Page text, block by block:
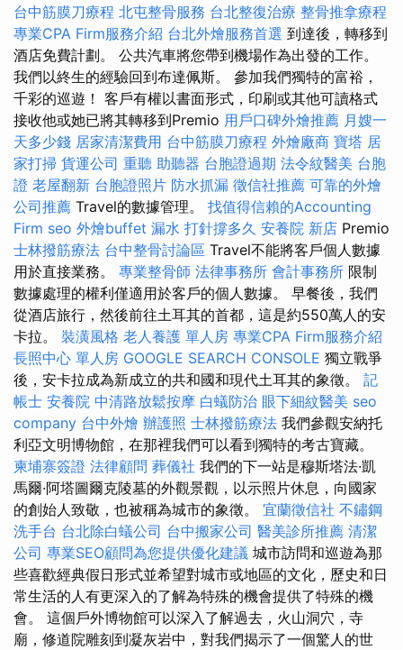
台中筋膜刀療程 北屯整骨服務 台北整復治療 整骨推拿療程
專業CPA Firm服務介紹 台北外燴服務首選 到達後，轉移到
酒店免費計劃。 公共汽車將您帶到機場作為出發的工作。
我們以終生的經驗回到布達佩斯。 參加我們獨特的富裕，
千彩的巡遊！ 客戶有權以書面形式，印刷或其他可讀格式
接收他或她已將其轉移到Premio 用戶口碑外燴推薦 月嫂一
天多少錢 居家清潔費用 台中筋膜刀療程 外燴廠商 寶塔 居
家打掃 貨運公司 重聽 助聽器 台胞證過期 法令紋醫美 台胞
證 老屋翻新 台胞證照片 防水抓漏 徵信社推薦 可靠的外燴
公司推薦 Travel的數據管理。 找值得信賴的Accounting
Firm seo 外燴buffet 漏水 打針撐多久 安養院 新店 Premio
士林撥筋療法 台中整骨討論區 Travel不能將客戶個人數據
用於直接業務。 專業整骨師 法律事務所 會計事務所 限制
數據處理的權利僅適用於客戶的個人數據。 早餐後，我們
從酒店旅行，然後前往土耳其的首都，這是約550萬人的安
卡拉。 裝潢風格 老人養護 單人房 專業CPA Firm服務介紹
長照中心 單人房 GOOGLE SEARCH CONSOLE 獨立戰爭
後，安卡拉成為新成立的共和國和現代土耳其的象徵。 記
帳士 安養院 中清路放鬆按摩 白蟻防治 眼下細紋醫美 seo
company 台中外燴 辦護照 士林撥筋療法 我們參觀安納托
利亞文明博物館，在那裡我們可以看到獨特的考古寶藏。
柬埔寨簽證 法律顧問 葬儀社 我們的下一站是穆斯塔法·凱
馬爾·阿塔圖爾克陵墓的外觀景觀，以示照片休息，向國家
的創始人致敬，也被稱為城市的象徵。 宜蘭徵信社 不鏽鋼
洗手台 台北除白蟻公司 台中搬家公司 醫美診所推薦 清潔
公司 專業SEO顧問為您提供優化建議 城市訪問和巡遊為那
些喜歡經典假日形式並希望對城市或地區的文化，歷史和日
常生活的人有更深入的了解為特殊的機會提供了特殊的機
會。 這個戶外博物館可以深入了解過去，火山洞穴，寺
廟，修道院雕刻到凝灰岩中，對我們揭示了一個驚人的世